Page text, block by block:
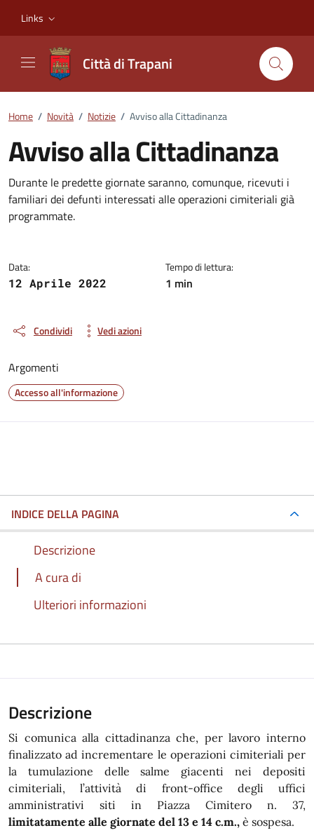
Links
Città di Trapani
Home / Novità / Notizie / Avviso alla Cittadinanza
Avviso alla Cittadinanza
Dettagli della notizia
Durante le predette giornate saranno, comunque, ricevuti i
familiari dei defunti interessati alle operazioni cimiteriali già
programmate.
Data:
12 Aprile 2022
Tempo di lettura:
1 min
Condividi Vedi azioni
Argomenti
Accesso all'informazione
INDICE DELLA PAGINA
Descrizione
A cura di
Ulteriori informazioni
Descrizione
Si comunica alla cittadinanza che, per lavoro interno
finalizzato ad incrementare le operazioni cimiteriali per
la tumulazione delle salme giacenti nei depositi
cimiteriali, l’attività di front-office degli uffici
amministrativi siti in Piazza Cimitero n. 37,
limitatamente alle giornate del 13 e 14 c.m., è sospesa.